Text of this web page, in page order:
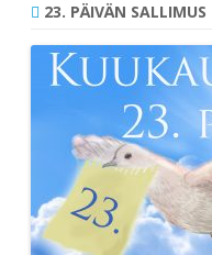
23. PÄIVÄN SALLIMUS